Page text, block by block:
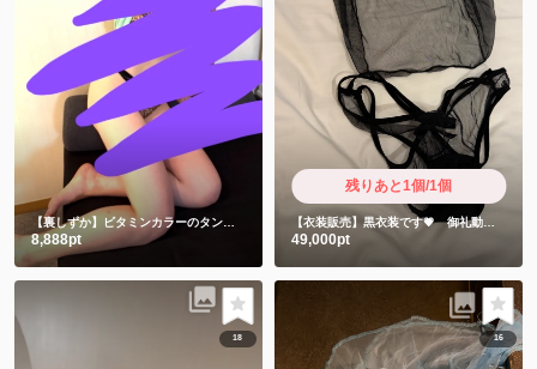
【裏しずか】ビタミンカラーのタンクトップの下には女豹🐆🫣
8,888pt
残りあと1個/1個
49,000pt
18 16